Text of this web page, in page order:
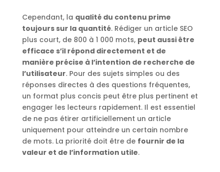
Cependant, la qualité du contenu prime
toujours sur la quantité. Rédiger un article SEO
plus court, de 800 à 1 000 mots, peut aussi être
efficace s’il répond directement et de
manière précise à l’intention de recherche de
l’utilisateur. Pour des sujets simples ou des
réponses directes à des questions fréquentes,
un format plus concis peut être plus pertinent et
engager les lecteurs rapidement. Il est essentiel
de ne pas étirer artificiellement un article
uniquement pour atteindre un certain nombre
de mots. La priorité doit être de fournir de la
valeur et de l’information utile.